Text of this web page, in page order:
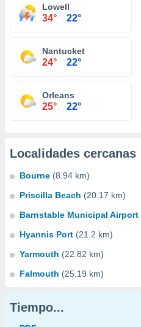
Lowell
34° 22°
Nantucket
24° 22°
Orleans
25° 22°
Localidades cercanas
Bourne (8.94 km)
Priscilla Beach (20.17 km)
Barnstable Municipal Airport
Hyannis Port (21.2 km)
Yarmouth (22.82 km)
Falmouth (25.19 km)
Tiempo...